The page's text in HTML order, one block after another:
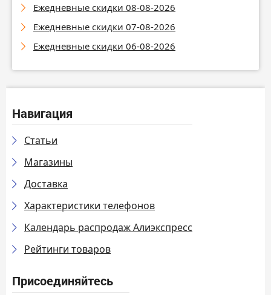
Ежедневные скидки 08-08-2026
Ежедневные скидки 07-08-2026
Ежедневные скидки 06-08-2026
Навигация
Статьи
Магазины
Доставка
Характеристики телефонов
Календарь распродаж Алиэкспресс
Рейтинги товаров
Присоединяйтесь